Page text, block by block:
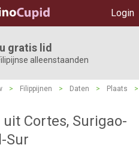
Login
gratis lid
alleenstaanden
> Filippijnen > Daten > Plaats
>
Cortes, Surigao-
Sur